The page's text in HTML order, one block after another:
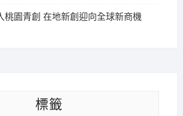
桃園青創 在地新創迎向全球新商機
標籤